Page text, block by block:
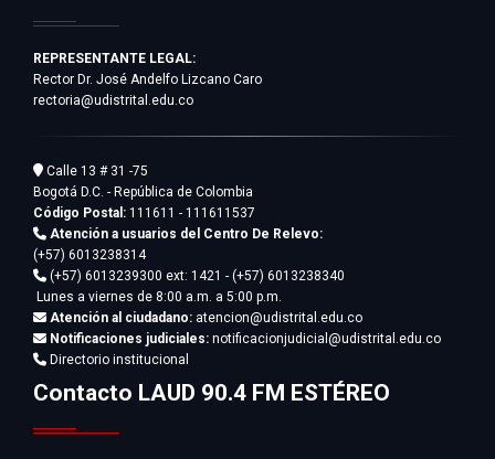
REPRESENTANTE LEGAL:
Rector Dr. José Andelfo Lizcano Caro
rectoria@udistrital.edu.co
Calle 13 # 31 -75
Bogotá D.C. - República de Colombia
Código Postal: 111611 - 111611537
Atención a usuarios del Centro De Relevo:
(+57) 6013238314
(+57) 6013239300 ext: 1421 - (+57) 6013238340
Lunes a viernes de 8:00 a.m. a 5:00 p.m.
Atención al ciudadano: atencion@udistrital.edu.co
Notificaciones judiciales: notificacionjudicial@udistrital.edu.co
Directorio institucional
Contacto LAUD 90.4 FM ESTÉREO